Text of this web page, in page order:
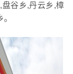
谷乡,丹云乡,樟